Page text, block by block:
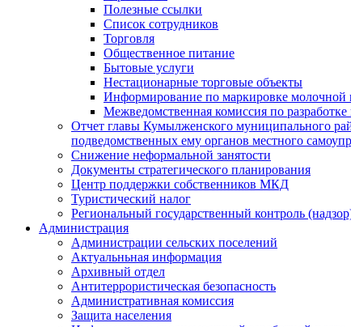
Полезные ссылки
Список сотрудников
Торговля
Общественное питание
Бытовые услуги
Нестационарные торговые объекты
Информирование по маркировке молочной
Межведомственная комиссия по
Отчет главы Кумылженского муниципального
подведомственных ему органов местного
Снижение неформальной занятости
Документы стратегического планирования
Центр поддержки собственников МКД
Туристический налог
Региональный государственный контроль
Администрация
Администрации сельских поселений
Актуальньная информация
Архивный отдел
Антитеррористическая безопасность
Административная комиссия
Защита населения